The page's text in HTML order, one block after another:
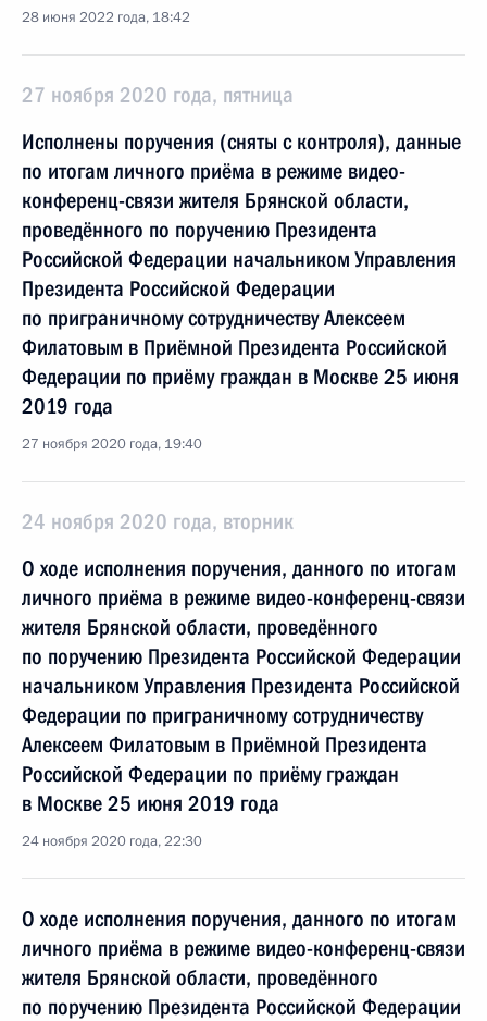
28 июня 2022 года, 18:42
27 ноября 2020 года, пятница
Исполнены поручения (сняты с контроля), данные
по итогам личного приёма в режиме видео-
конференц-связи жителя Брянской области,
проведённого по поручению Президента
Российской Федерации начальником Управления
Президента Российской Федерации
по приграничному сотрудничеству Алексеем
Филатовым в Приёмной Президента Российской
Федерации по приёму граждан в Москве 25 июня
2019 года
27 ноября 2020 года, 19:40
24 ноября 2020 года, вторник
О ходе исполнения поручения, данного по итогам
личного приёма в режиме видео-конференц-связи
жителя Брянской области, проведённого
по поручению Президента Российской Федерации
начальником Управления Президента Российской
Федерации по приграничному сотрудничеству
Алексеем Филатовым в Приёмной Президента
Российской Федерации по приёму граждан
в Москве 25 июня 2019 года
24 ноября 2020 года, 22:30
О ходе исполнения поручения, данного по итогам
личного приёма в режиме видео-конференц-связи
жителя Брянской области, проведённого
по поручению Президента Российской Федерации